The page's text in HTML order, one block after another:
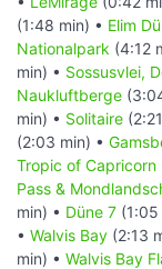
(1:48 min) • Elim
Nationalpark (4:12
min) • Sossusvlei,
Naukluftberge
min) • Solitaire
(2:03 min) •
Tropic of Capricorn
Pass &
min) • Düne 7 (1:05
• Walvis Bay (2:13
min) • Walvis Bay